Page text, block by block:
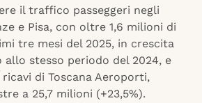
il traffico passeggeri negli
e Pisa, con oltre 1,6 milioni di
tre mesi del 2025, in crescita
allo stesso periodo del 2024, e
di Toscana Aeroporti,
a 25,7 milioni (+23,5%).